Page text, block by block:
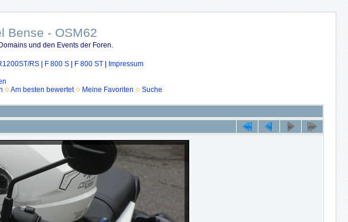
Bense - OSM62
und den Events der Foren.
RS F 800 S F 800 ST Impressum
Am besten bewertet Meine Favoriten Suche